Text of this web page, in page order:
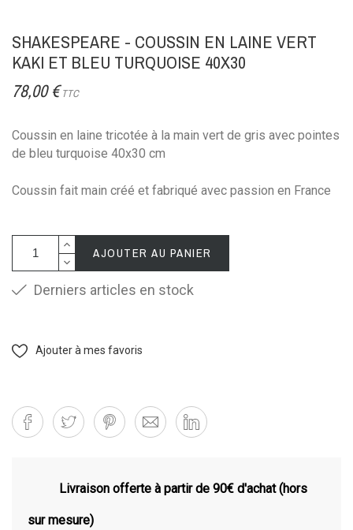
SHAKESPEARE - COUSSIN EN LAINE VERT
KAKI ET BLEU TURQUOISE 40X30
78,00 € TTC
Coussin en laine tricotée à la main vert de gris avec pointes
de bleu turquoise 40x30 cm
Coussin fait main créé et fabriqué avec passion en France
AJOUTER AU PANIER
Derniers articles en stock
Ajouter à mes favoris
Livraison offerte à partir de 90€ d'achat (hors
sur mesure)